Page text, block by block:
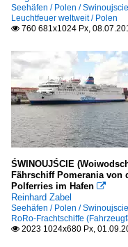
Seehäfen / Polen /
Leuchtfeuer weltweit / Polen
 760 681x1024 Px,
ŚWINOUJŚCIE
Fährschiff Pomerania von
Polferries im Hafen 
Reinhard Zabel
Seehäfen / Polen /
RoRo-Frachtschiffe
 2023 1024x680 Px,